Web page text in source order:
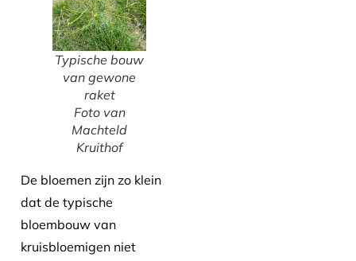
Typische bouw
van gewone
raket
Foto van
Machteld
Kruithof
De bloemen zijn zo klein
dat de typische
bloembouw van
kruisbloemigen niet